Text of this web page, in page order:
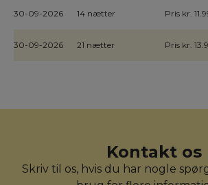
30-09-2026 14 nætter Pris kr.
30-09-2026 21 nætter Pris kr.
Kontakt os
Skriv til os, hvis du har nogle